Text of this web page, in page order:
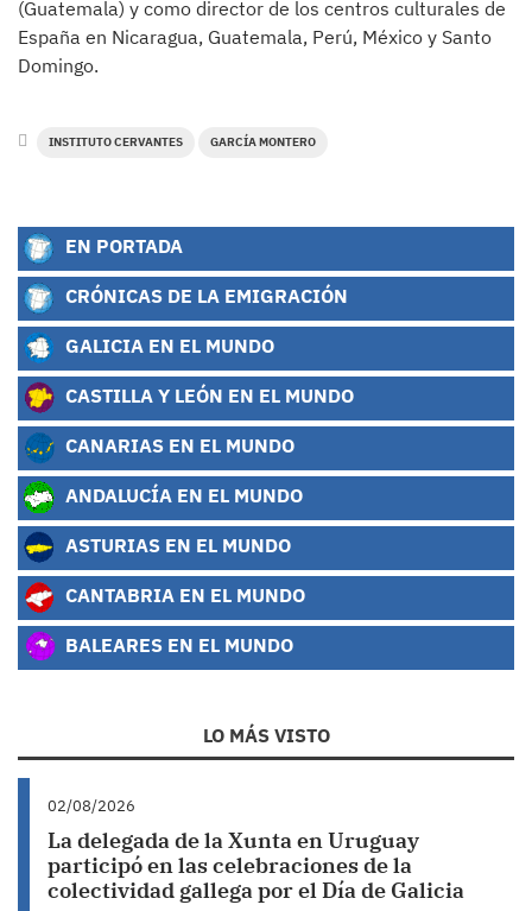
(Guatemala) y como director de los centros culturales de
España en Nicaragua, Guatemala, Perú, México y Santo
Domingo.
INSTITUTO CERVANTES GARCÍA MONTERO
EN PORTADA
CRÓNICAS DE LA EMIGRACIÓN
GALICIA EN EL MUNDO
CASTILLA Y LEÓN EN EL MUNDO
CANARIAS EN EL MUNDO
ANDALUCÍA EN EL MUNDO
ASTURIAS EN EL MUNDO
CANTABRIA EN EL MUNDO
BALEARES EN EL MUNDO
LO MÁS VISTO
02/08/2026
La delegada de la Xunta en Uruguay
participó en las celebraciones de la
colectividad gallega por el Día de Galicia